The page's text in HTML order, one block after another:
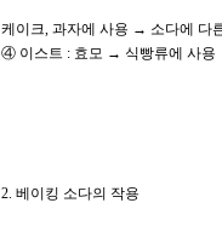
케이크, 과자에 사용 → 소다에 다
④ 이스트 : 효모 → 식빵류에 사용
2. 베이킹 소다의 작용